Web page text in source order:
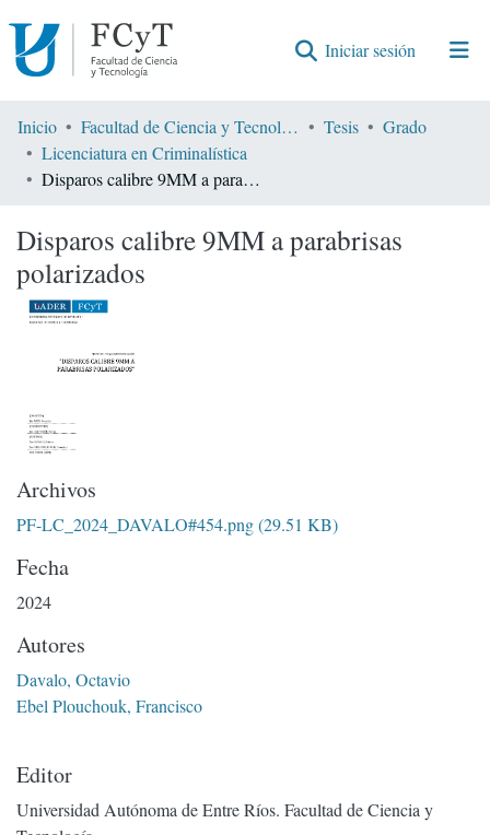
Iniciar sesión (current)
Comunidades
Encontrar por
Inicio Facultad de Ciencia y Tecnología Tesis
Grado
Licenciatura en Criminalística
Disparos calibre 9MM a parabrisas polarizados
Disparos calibre 9MM a parabrisas
polarizados
Archivos
PF-LC_2024_DAVALO#454.png(29.51 KB)
Fecha
2024
Autores
Davalo, Octavio
Ebel Plouchouk, Francisco
Editor
Universidad Autónoma de Entre Ríos. Facultad de Ciencia y